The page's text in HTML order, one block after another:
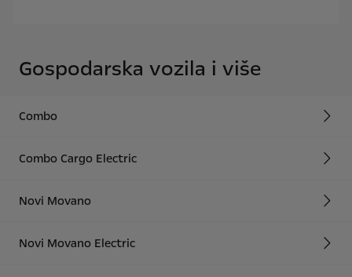
Gospodarska vozila i više
Combo
Combo Cargo Electric
Novi Movano
Novi Movano Electric